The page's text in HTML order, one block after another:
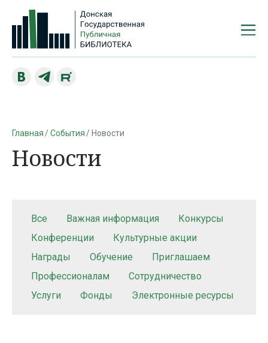
Главная События Новости
Новости
Все Важная информация
Конкурсы
Конференции
Культурные акции
Награды
Обучение
Приглашаем
Профессионалам
Сотрудничество
Услуги
Фонды Электронные ресурсы